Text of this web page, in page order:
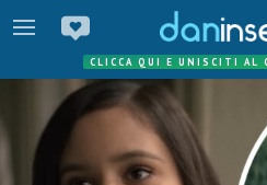
CLICCA QUI E UNISCITI AL